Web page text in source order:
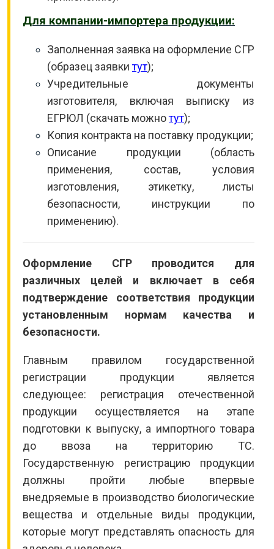
Для компании-импортера продукции:
Заполненная заявка на оформление СГР
(образец заявкитут);
Учредительные документы
изготовителя, включая выписку из
ЕГРЮЛ (скачать можнотут);
Копия контракта на поставку продукции;
Описание продукции (область
применения, состав, условия
изготовления, этикетку, листы
безопасности, инструкции по
применению).
Оформление СГР проводится для
различных целей и включает в себя
подтверждение соответствия продукции
установленным нормам качества и
безопасности.
Главным правилом государственной
регистрации продукции является
следующее: регистрация отечественной
продукции осуществляется на этапе
подготовки к выпуску, а импортного товара
до ввоза на территорию ТС.
Государственную регистрацию продукции
должны пройти любые впервые
внедряемые в производство биологические
вещества и отдельные виды продукции,
которые могут представлять опасность для